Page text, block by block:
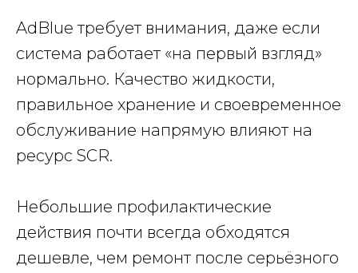
AdBlue требует внимания, даже если
система работает «на первый взгляд»
нормально. Качество жидкости,
правильное хранение и своевременное
обслуживание напрямую влияют на
ресурс SCR.
Небольшие профилактические
действия почти всегда обходятся
дешевле, чем ремонт после серьёзного